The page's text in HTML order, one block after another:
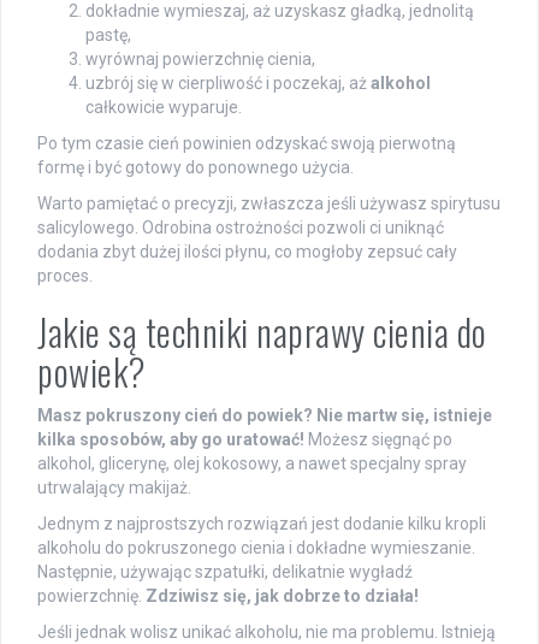
dokładnie wymieszaj, aż uzyskasz gładką, jednolitą
pastę,
wyrównaj powierzchnię cienia,
uzbrój się w cierpliwość i poczekaj, aż alkohol
całkowicie wyparuje.
Po tym czasie cień powinien odzyskać swoją pierwotną
formę i być gotowy do ponownego użycia.
Warto pamiętać o precyzji, zwłaszcza jeśli używasz spirytusu
salicylowego. Odrobina ostrożności pozwoli ci uniknąć
dodania zbyt dużej ilości płynu, co mogłoby zepsuć cały
proces.
Jakie są techniki naprawy cienia do
powiek?
Masz pokruszony cień do powiek? Nie martw się, istnieje
kilka sposobów, aby go uratować! Możesz sięgnąć po
alkohol, glicerynę, olej kokosowy, a nawet specjalny spray
utrwalający makijaż.
Jednym z najprostszych rozwiązań jest dodanie kilku kropli
alkoholu do pokruszonego cienia i dokładne wymieszanie.
Następnie, używając szpatułki, delikatnie wygładź
powierzchnię. Zdziwisz się, jak dobrze to działa!
Jeśli jednak wolisz unikać alkoholu, nie ma problemu. Istnieją